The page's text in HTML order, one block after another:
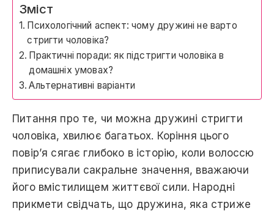
Зміст
Психологічний аспект: чому дружині не варто
стригти чоловіка?
Практичні поради: як підстригти чоловіка в
домашніх умовах?
Альтернативні варіанти
Питання про те, чи можна дружині стригти
чоловіка, хвилює багатьох. Коріння цього
повір’я сягає глибоко в історію, коли волоссю
приписували сакральне значення, вважаючи
його вмістилищем життєвої сили. Народні
прикмети свідчать, що дружина, яка стриже